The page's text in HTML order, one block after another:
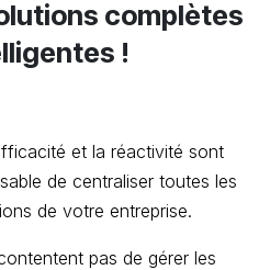
complètes
!
et la réactivité sont
de centraliser toutes les
de votre entreprise.
pas de gérer les